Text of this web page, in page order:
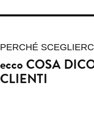
PERCHÉ
ecco COSA
CLIENTI